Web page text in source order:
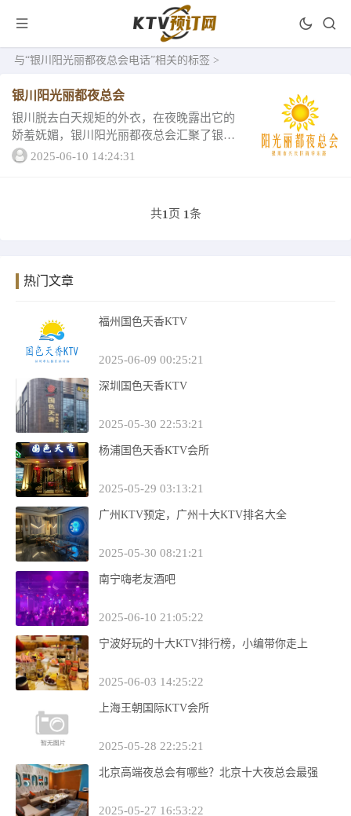
与“银川阳光丽都夜总会电话”相关的标签 >
银川阳光丽都夜总会
银川脱去白天规矩的外衣，在夜晚露出它的
娇羞妩媚，银川阳光丽都夜总会汇聚了银川
夜间万种风情！心动吗？心动不如行动吧，
2025-06-10 14:24:31
共1 页 1条
热门文章
福州国色天香KTV
2025-06-09 00:25:21
深圳国色天香KTV
2025-05-30 22:53:21
杨浦国色天香KTV会所
2025-05-29 03:13:21
广州KTV预定，广州十大KTV排名大全
2025-05-30 08:21:21
南宁嗨老友酒吧
2025-06-10 21:05:22
宁波好玩的十大KTV排行榜，小编带你走上
2025-06-03 14:25:22
上海王朝国际KTV会所
2025-05-28 22:25:21
北京高端夜总会有哪些？北京十大夜总会最强
2025-05-27 16:53:22